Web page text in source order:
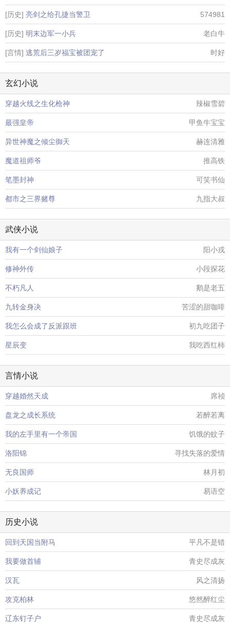
[历史] 亮剑之给孔捷当警卫 574981
[历史] 明末边军一小兵 老白牛
[言情] 逃荒后三岁福宝被团宠了 时好
玄幻小说
穿越火线之生化枪神 辣椒雪碧
最强皇帝 甲鱼牛宝宝
异世神魔之倾尘御天 赫连清雅
魔道祖师爷 推高铁
笔墨封神 可笑书仙
都市之三界赌尊 九指大叔
武侠小说
我有一个剑仙娘子 阳小戎
修神外传 小段探花
不朽凡人 鹅是老五
九转金身决 苦涩的甜咖啡
我怎么会成了反派跟班 初九吃团子
星辰变 我吃西红柿
言情小说
穿越婚然天成 席祯
盘龙之成长系统 若醉若离
我的左手里有一个帝国 饥饿的蚊子
洛阳锦 寻找失落的爱情
无良国师 林月初
小妖养成记 易语空
历史小说
回到天国当附马 平凡不是错
我要做首辅 青史尽成灰
汉瓦 风之清扬
攻克柏林 悠然醉红尘
辽东钉子户 青史尽成灰